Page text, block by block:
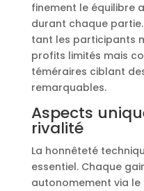
finement le équilibre
durant chaque
tant les participants
profits limités mais
téméraires ciblant
remarquables.
Aspects
rivalité
La honnêteté
essentiel. Chaque
autonomement via